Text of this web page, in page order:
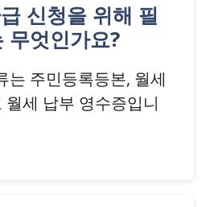
신청을 위해 필
무엇인가요?
는 주민등록등본, 월세
월세 납부 영수증입니